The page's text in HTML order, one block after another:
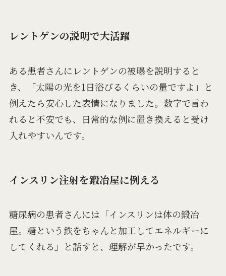
レントゲンの説明で大活躍
ある患者さんにレントゲンの被曝を説明すると
き、「太陽の光を1日浴びるくらいの量ですよ」と
例えたら安心した表情になりました。数字で言わ
れると不安でも、日常的な例に置き換えると受け
入れやすいんです。
インスリン注射を鍛冶屋に例える
糖尿病の患者さんには「インスリンは体の鍛冶
屋。糖という鉄をちゃんと加工してエネルギーに
してくれる」と話すと、理解が早かったです。